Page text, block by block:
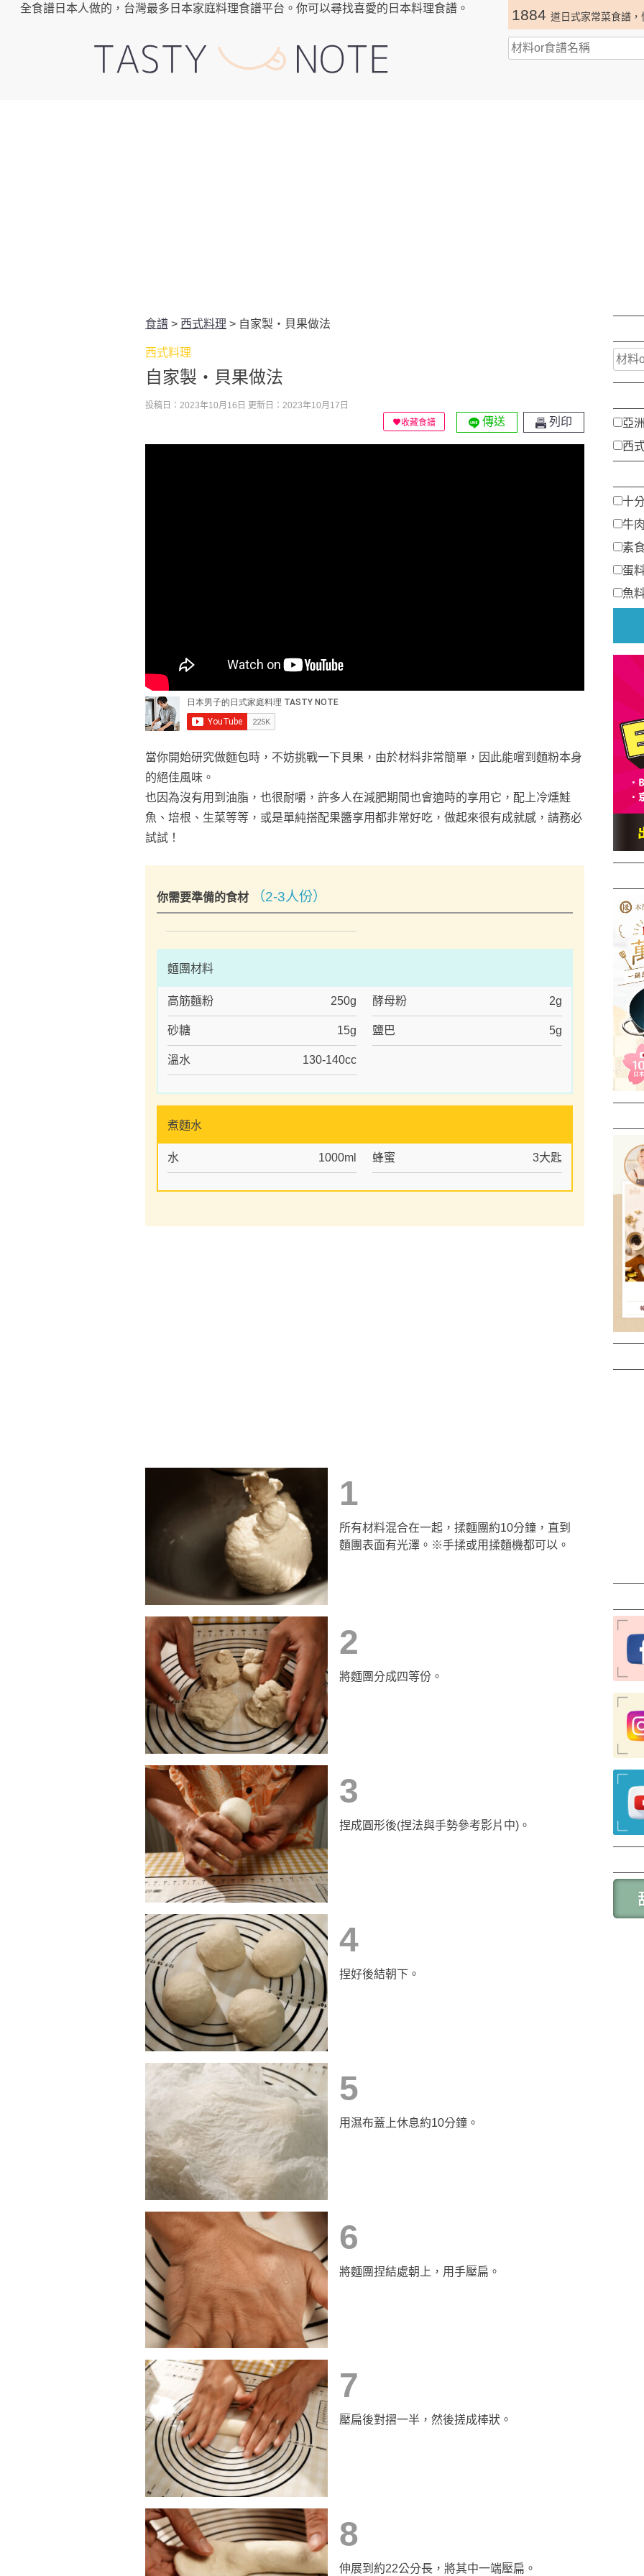
全食譜日本人做的，台灣最多日本家庭料理食譜平台。你可以尋找喜愛的日本料理食譜。 1884 道日式家常菜食譜，
食譜 > 西式料理 > 自家製・貝果做法
西式料理
自家製・貝果做法
投稿日：2023年10月16日 更新日：2023年10月17日
收藏食譜
傳送 列印
當你開始研究做麵包時，不妨挑戰一下貝果，由於材料非常簡單，因此能嚐到麵粉本身
的絕佳風味。
也因為沒有用到油脂，也很耐嚼，許多人在減肥期間也會適時的享用它，配上冷燻鮭
魚、培根、生菜等等，或是單純搭配果醬享用都非常好吃，做起來很有成就感，請務必
試試！
你需要準備的食材 （2-3人份）
麵團材料
高筋麵粉 250g 酵母粉 2g
砂糖 15g 鹽巴 5g
溫水 130-140cc
煮麵水
水 1000ml 蜂蜜 3大匙
1
所有材料混合在一起，揉麵團約10分鐘，直到
麵團表面有光澤。※手揉或用揉麵機都可以。
2
將麵團分成四等份。
3
捏成圓形後(捏法與手勢參考影片中)。
4
捏好後結朝下。
5
用濕布蓋上休息約10分鐘。
6
將麵團捏結處朝上，用手壓扁。
7
壓扁後對摺一半，然後搓成棒狀。
8
伸展到約22公分長，將其中一端壓扁。
亞
西
十
牛
素
蛋
魚